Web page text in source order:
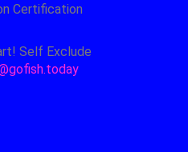
Certification
Self Exclude